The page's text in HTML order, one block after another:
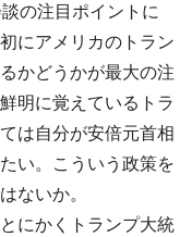
の注目ポイントに
にアメリカのトラン
かどうかが最大の注
明に覚えているトラ
は自分が安倍元首相
い。こういう政策を
ないか。
にかくトランプ大統